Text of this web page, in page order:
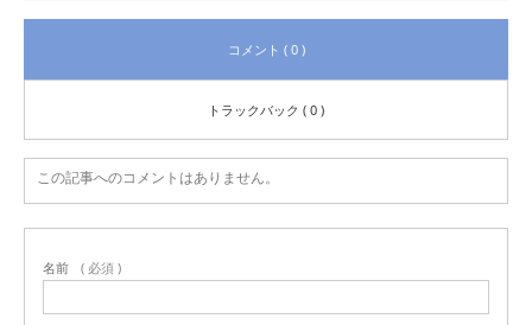
コメント ( 0 )
トラックバック ( 0 )
この記事へのコメントはありません。
名前 ( 必須 )